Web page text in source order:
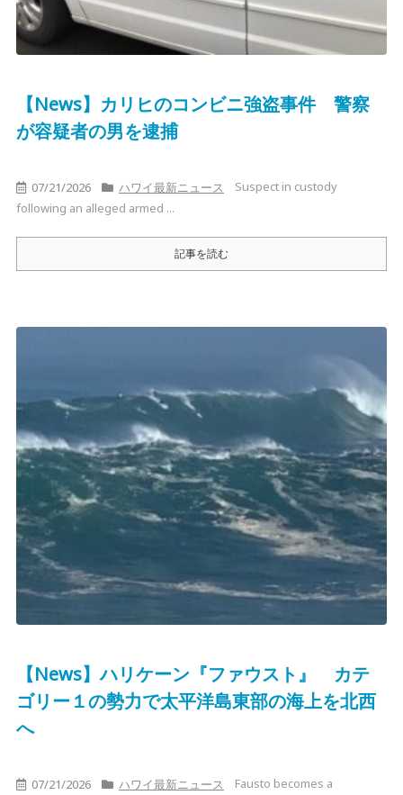
【News】カリヒのコンビニ強盗事件 警察
が容疑者の男を逮捕
07/21/2026 ハワイ最新ニュース
Suspect in custody
following an alleged armed ...
記事を読む
【News】ハリケーン『ファウスト』 カテ
ゴリー１の勢力で太平洋島東部の海上を北西
へ
07/21/2026 ハワイ最新ニュース
Fausto becomes a